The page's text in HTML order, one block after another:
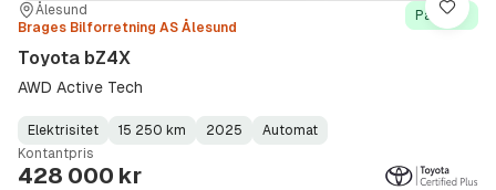
Sted:
Ålesund
Forhandler:
Brages Bilforretning AS Ålesund
På lager
Toyota bZ4X
AWD Active Tech
Fuel
Type:
Elektrisitet
Kilometerstand:
15 250 km
Model
Year:
2025
Gearbox
Type:
Automat
Kontantpris
428 000 kr
Lagre